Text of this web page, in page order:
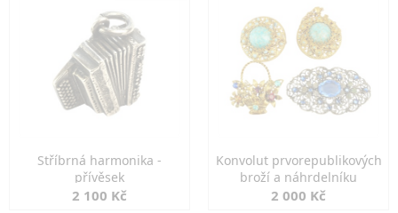
Stříbrná harmonika -
přívěsek
2 100 Kč
Konvolut prvorepublikových
broží a náhrdelníku
2 000 Kč